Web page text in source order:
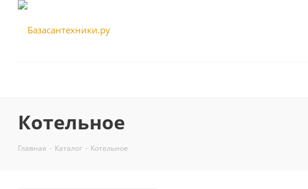
Котельное
Главная - Каталог - Котельное